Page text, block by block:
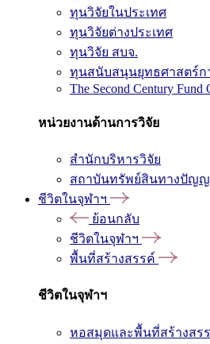
ทุนวิจัยในประเทศ
ทุนวิจัยต่างประเทศ
ทุนวิจัย สบจ.
ทุนสนับสนุนยุทธศาสตร์ก
The Second Century Fund
หน่วยงานด้านการวิจัย
สำนักบริหารวิจัย
สถาบันทรัพย์สินทางปัญญ
ชีวิตในจุฬาฯ
ย้อนกลับ
ชีวิตในจุฬาฯ
พื้นที่สร้างสรรค์
ชีวิตในจุฬาฯ
หอสมุดและพื้นที่สร้างสร